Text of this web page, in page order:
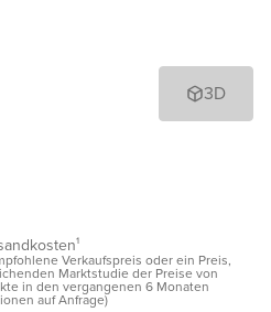
3D
Verkaufspreis oder ein Preis,
Marktstudie der Preise von
in den vergangenen 6 Monaten
auf Anfrage)